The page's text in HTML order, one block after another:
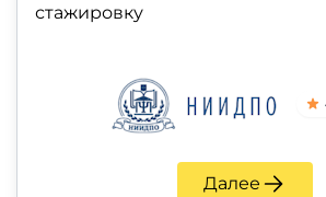
стажировку
Далее